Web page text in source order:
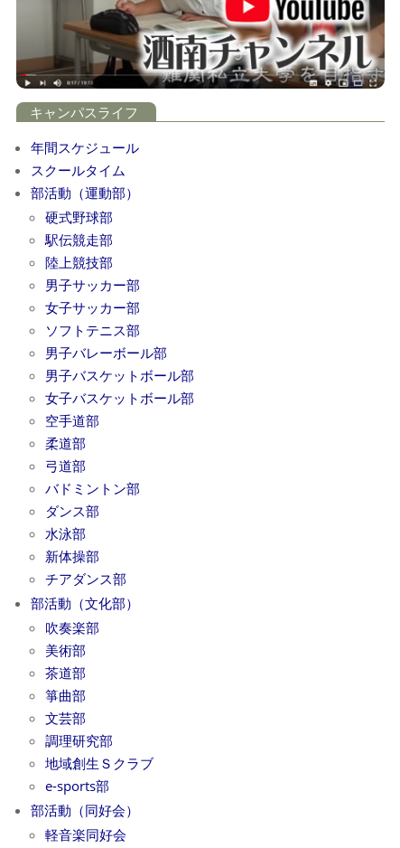
キャンパスライフ
年間スケジュール
スクールタイム
部活動（運動部）
硬式野球部
駅伝競走部
陸上競技部
男子サッカー部
女子サッカー部
ソフトテニス部
男子バレーボール部
男子バスケットボール部
女子バスケットボール部
空手道部
柔道部
弓道部
バドミントン部
ダンス部
水泳部
新体操部
チアダンス部
部活動（文化部）
吹奏楽部
美術部
茶道部
箏曲部
文芸部
調理研究部
地域創生Ｓクラブ
e-sports部
部活動（同好会）
軽音楽同好会